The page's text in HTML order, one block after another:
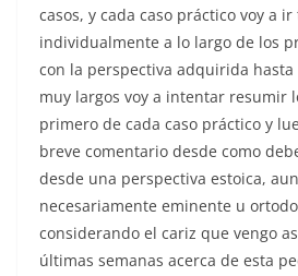
casos, y cada caso práctico voy a
individualmente a lo largo de los
con la perspectiva adquirida hasta
muy largos voy a intentar resumir
primero de cada caso práctico y
breve comentario desde como
desde una perspectiva estoica,
necesariamente eminente u
considerando el cariz que vengo
últimas semanas acerca de esta